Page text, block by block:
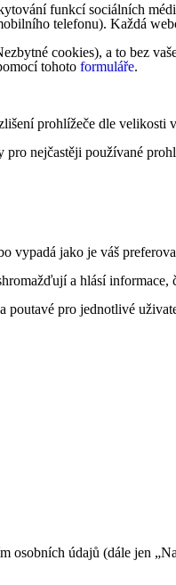
funkcí sociálních
telefonu). Každá
cookies), a to bez
tohoto formuláře.
prohlížeče dle velikosti
nejčastěji používané
vypadá jako je váš
a hlásí informace,
pro jednotlivé
osobních údajů (dále jen